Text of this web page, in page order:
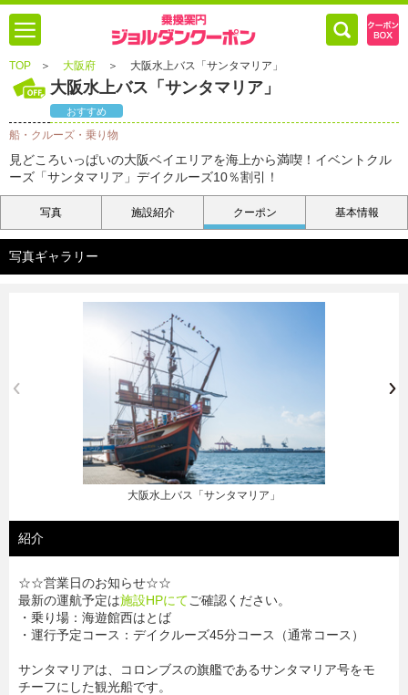
TOP ＞ 大阪府 ＞ 大阪水上バス「サンタマリア」
大阪水上バス「サンタマリア」
おすすめ
船・クルーズ・乗り物
見どころいっぱいの大阪ベイエリアを海上から満喫！イベントクル
ーズ「サンタマリア」デイクルーズ10％割引！
写真 施設紹介 クーポン 基本情報
写真ギャラリー
大阪水上バス「サンタマリア」
紹介
☆☆営業日のお知らせ☆☆
最新の運航予定は施設HPにてご確認ください。
・乗り場：海遊館西はとば
・運行予定コース：デイクルーズ45分コース（通常コース）
サンタマリアは、コロンブスの旗艦であるサンタマリア号をモ
チーフにした観光船です。